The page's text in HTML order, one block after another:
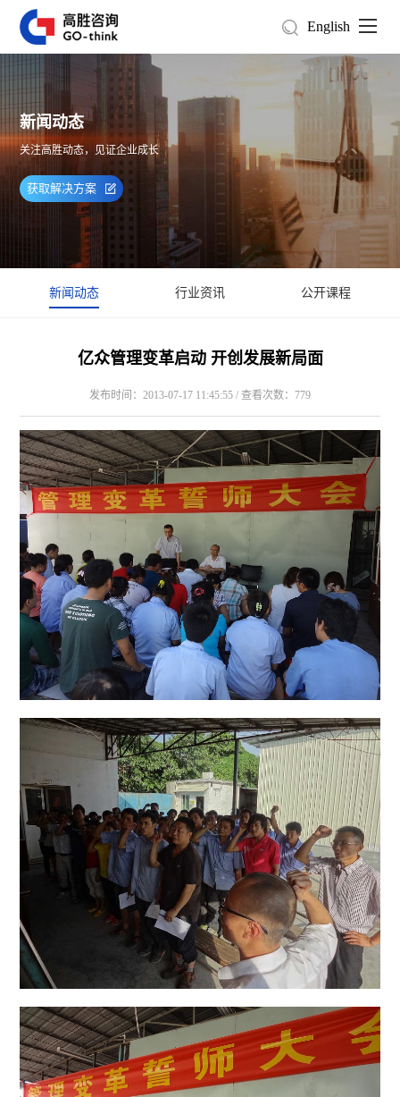
English
新闻动态
关注高胜动态，见证企业成长
获取解决方案
新闻动态 行业资讯 公开课程
亿众管理变革启动 开创发展新局面
发布时间：2013-07-17 11:45:55 / 查看次数：779